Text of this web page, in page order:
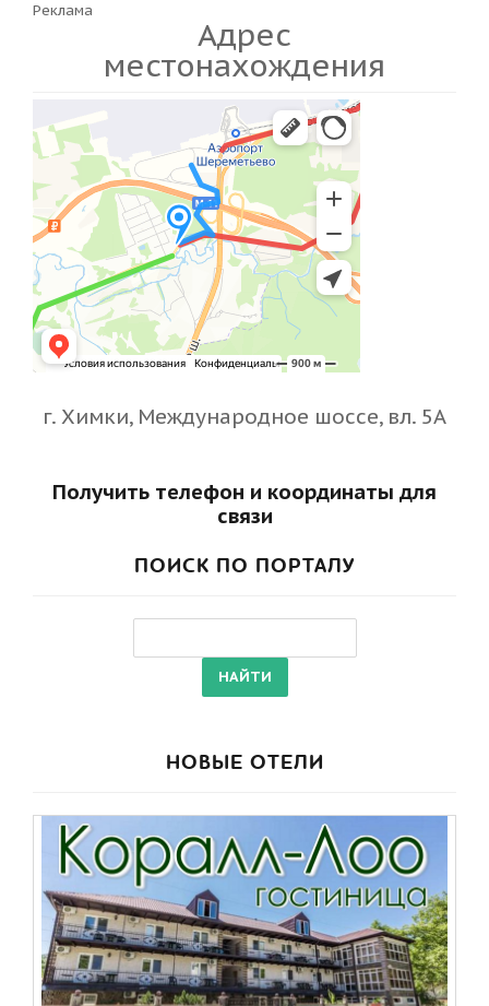
Реклама
Адрес
местонахождения
г. Химки, Международное шоссе, вл. 5А
Получить телефон и координаты для
связи
ПОИСК ПО ПОРТАЛУ
НОВЫЕ ОТЕЛИ